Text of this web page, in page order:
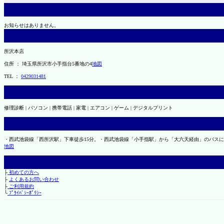
お知らせはありません。
所沢本店
住所 ： 埼玉県所沢市小手指台5番地の4地図
TEL ： 0429031481
修理診断 | パソコン | 携帯電話 | 家電 | エアコン | ゲーム | デジタルプリント
・西武池袋線「西所沢駅」下車徒歩15分。・西武池袋線「小手指駅」から「大六天経由」のバス
地図
├初めての方へ
├ よくあるお問い合わせ
├ご利用規約
└ﾌﾟﾗｲﾊﾞｼｰﾎﾟﾘｼｰ